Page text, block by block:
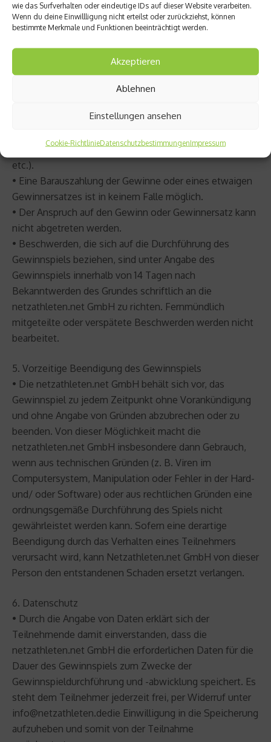
wie das Surfverhalten oder eindeutige IDs auf dieser Website verarbeiten.
Wenn du deine Einwillligung nicht erteilst oder zurückziehst, können
bestimmte Merkmale und Funktionen beeinträchtigt werden.
Akzeptieren
Ablehnen
Einstellungen ansehen
Cookie-RichtlinieDatenschutzbestimmungenImpressum
und 18.00 Uhr. Der Gewinner hat die Kosten einer
erneuten Anlieferung selbst zu tragen. Alle Kosten,
alle weiteren Folgekosten trägt der Gewinner.
• Ist die Übermittlung des Gewinnes nicht oder nur unter
unzumutbaren Umständen möglich, so erhält der
der Gewinner einen gleichwertigen Ersatz, wenn der
nicht mehr lieferbar ist (Modellwechsel, Saisonware
etc.).
• Eine Barauszahlung der Gewinne oder eines etwaigen
Gewinnersatzes ist in keinem Falle möglich.
• Der Anspruch auf den Gewinn oder Gewinnersatz kann
nicht abgetreten werden.
• Beschwerden, die sich auf die Durchführung des
Gewinnspiels beziehen, sind unter Angabe des
Gewinnspiels innerhalb von 14 Tagen nach
Bekanntwerden des Grundes schriftlich an die
netzathleten.net GmbH zu richten. Fernmündlich
mitgeteilte oder verspätete Beschwerden werden nicht
bearbeitet.
5. Vorzeitige Beendigung des Gewinnspiels
• Die netzathleten.net GmbH behält sich vor, das
Gewinnspiel zu jedem Zeitpunkt ohne Vorankündigung
und ohne Angabe von Gründen abzubrechen oder zu
beenden. Von dieser Möglichkeit macht die
netzathleten.net GmbH insbesondere dann Gebrauch,
wenn aus technischen Gründen (z. B. Viren im
Computersystem, Manipulation oder Fehler in der Hard-
und/ oder Software) oder aus rechtlichen Gründen eine
ordnungsgemäße Durchführung des Spiels nicht
gewährleistet werden kann. Sofern eine derartige
Beendigung durch das Verhalten eines Teilnehmers
verursacht wird, kann Netzathleten.net GmbH von dieser
Person den entstandenen Schaden ersetzt verlangen.
6. Datenschutz
• Durch die Angabe von Daten erklärt sich der
Teilnehmende damit einverstanden, dass die
netzathleten.net GmbH die erforderlichen Daten für die
Dauer des Gewinnspiels zum Zwecke der
Gewinnspieldurchführung und -abwicklung speichert. Es
steht dem Teilnehmer jederzeit frei, per Widerruf unter
info@netzathleten.dedie Einwilligung in die Speicherung
aufzuheben und somit von der Teilnahme